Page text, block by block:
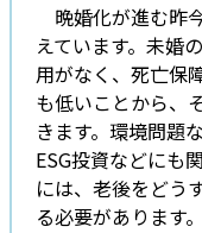
晩婚化が進む昨
えています。未婚
用がなく、死亡保
も低いことから、
きます。環境問題
ESG投資などにも
には、老後をどう
る必要があります。